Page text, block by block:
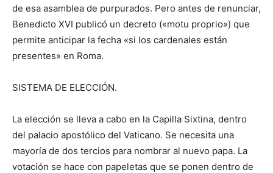
de esa asamblea de purpurados. Pero antes de renunciar,
Benedicto XVI publicó un decreto («motu proprio») que
permite anticipar la fecha «si los cardenales están
presentes» en Roma.
SISTEMA DE ELECCIÓN.
La elección se lleva a cabo en la Capilla Sixtina, dentro
del palacio apostólico del Vaticano. Se necesita una
mayoría de dos tercios para nombrar al nuevo papa. La
votación se hace con papeletas que se ponen dentro de